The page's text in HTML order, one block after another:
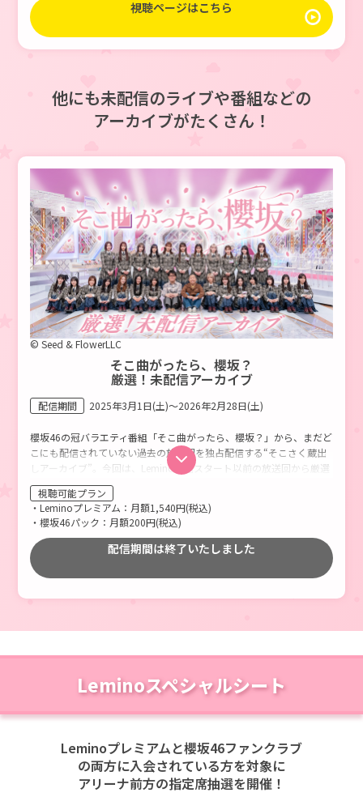
視聴ページはこちら
他にも未配信のライブや番組などの
アーカイブがたくさん！
© Seed & FlowerLLC
そこ曲がったら、櫻坂？
厳選！未配信アーカイブ
配信期間 2025年3月1日(土)～2026年2月28日(土)
櫻坂46の冠バラエティ番組「そこ曲がったら、櫻坂？」から、まだど
こにも配信されていない過去の放送回を独占配信する“そこさく蔵出
しアーカイブ”。今回は、Lemino配信スタート以前の放送回から厳選
された10本をお届けします。
視聴可能プラン
・Leminoプレミアム：月額1,540円(税込)
・櫻坂46パック：月額200円(税込)
配信期間は終了いたしました
Leminoスペシャルシート
Leminoプレミアムと櫻坂46ファンクラブ
の両方に入会されている方を対象に
アリーナ前方の指定席抽選を開催！